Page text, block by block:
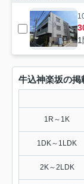
牛込神楽坂の
1R～1K
1DK～1LDK
2K～2LDK